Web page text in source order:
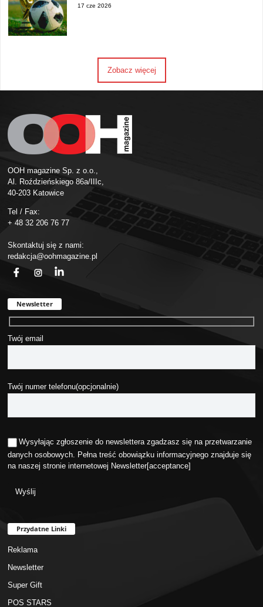
17 cze 2026
Zobacz więcej
OOH magazine Sp. z o.o.,
Al. Roździeńskiego 86a/IIIc,
40-203 Katowice
Tel / Fax:
+ 48 32 206 76 77
Skontaktuj się z nami:
redakcja@oohmagazine.pl
Newsletter
Twój email
Twój numer telefonu(opcjonalnie)
Wysyłając zgłoszenie do newslettera zgadzasz się na przetwarzanie
danych osobowych. Pełna treść obowiązku informacyjnego znajduje się
na naszej stronie internetowej Newsletter[acceptance]
Przydatne Linki
Reklama
Newsletter
Super Gift
POS STARS